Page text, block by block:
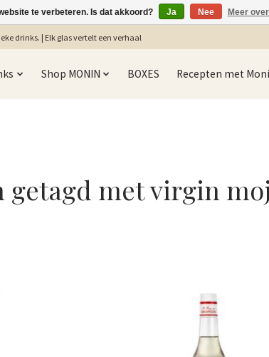
drinks. | Elk glas vertelt een verhaal
Shop MONIN BOXES Recepten met
getagd met virgin
te verbeteren. Is dat akkoord? Ja Nee Meer